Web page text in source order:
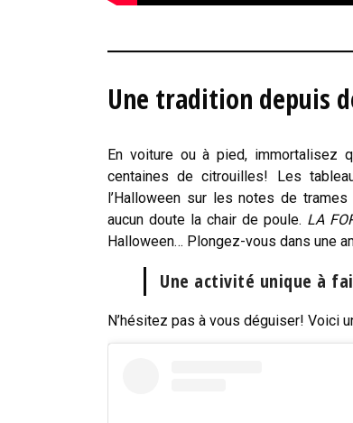
Une tradition depuis
En voiture ou à pied, immortalisez
centaines de citrouilles! Les
l’Halloween sur les notes de
aucun doute la chair de poule. LA
Halloween… Plongez-vous dans une
Une activité unique à
N’hésitez pas à vous déguiser! Voici